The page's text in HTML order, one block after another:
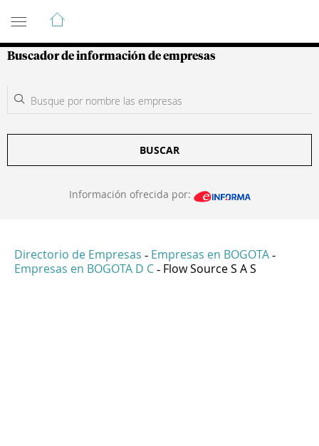
Guía de Empresas Colombianas
Buscador de información de empresas
BUSCAR
Información ofrecida por:
Directorio de Empresas - Empresas en BOGOTA -
Empresas en BOGOTA D C - Flow Source S A S